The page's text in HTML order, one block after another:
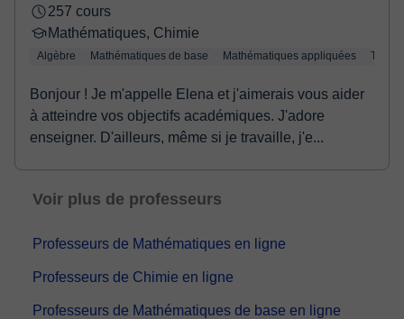
257 cours
Mathématiques, Chimie
Algèbre Mathématiques de base Mathématiques appliquées
Bonjour ! Je m'appelle Elena et j'aimerais vous aider
à atteindre vos objectifs académiques. J'adore
enseigner. D'ailleurs, même si je travaille, j'e...
Voir plus de professeurs
Professeurs de Mathématiques en ligne
Professeurs de Chimie en ligne
Professeurs de Mathématiques de base en ligne